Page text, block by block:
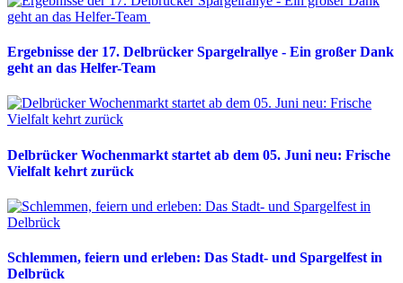
Ergebnisse der 17. Delbrücker Spargelrallye - Ein großer Dank
geht an das Helfer-Team
Delbrücker Wochenmarkt startet ab dem 05. Juni neu: Frische
Vielfalt kehrt zurück
Schlemmen, feiern und erleben: Das Stadt- und Spargelfest in
Delbrück